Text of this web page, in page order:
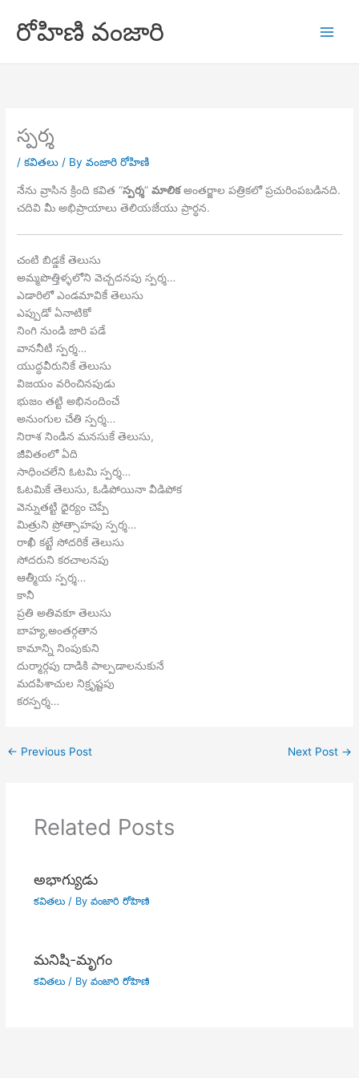
content
రోహిణి వంజారి
స్పర్శ
/కవితలు / Byవంజారి రోహిణి
నేను వ్రాసిన క్రింది కవిత “స్పర్శ”మాలికఅంతర్జాల పత్రికలో ప్రచురింపబడినది.
చదివి మీ అభిప్రాయాలు తెలియజేయు ప్రార్ధన.
చంటి బిడ్డకే తెలుసు
అమ్మపొత్తిళ్ళలోని వెచ్చదనపు స్పర్శ…
ఎడారిలో ఎండమావికే తెలుసు
ఎప్పుడో ఏనాటికో
నింగి నుండి జారి పడే
వాననీటి స్పర్శ…
యుద్ధవీరునికే తెలుసు
విజయం వరించినపుడు
భుజం తట్టి అభినందించే
అనుంగుల చేతి స్పర్శ…
నిరాశ నిండిన మనసుకే తెలుసు,
జీవితంలో ఏది
సాధించలేని ఓటమి స్పర్శ…
ఓటమికే తెలుసు, ఓడిపోయినా వీడిపోక
వెన్నుతట్టి ధైర్యం చెప్పే
మిత్రుని ప్రోత్సాహపు స్పర్శ…
రాఖీ కట్టే సోదరికే తెలుసు
సోదరుని కరచాలనపు
ఆత్మీయ స్పర్శ…
కానీ
ప్రతి అతివకూ తెలుసు
బాహ్య,అంతర్గతాన
కామాన్ని నింపుకుని
దుర్మార్గపు దాడికి పాల్పడాలనుకునే
మదపిశాచుల నిక్రృష్టపు
కరస్పర్శ…
← Previous Post Next Post →
Related Posts
అభాగ్యుడు
కవితలు/ By వంజారి రోహిణి
మనిషి-మృగం
కవితలు/ By వంజారి రోహిణి